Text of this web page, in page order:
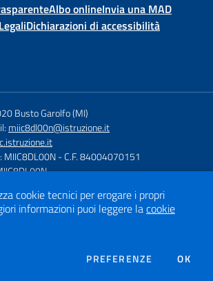
Albo onlineInvia una MAD
Dichiarazioni di accessibilità
Busto Garolfo (MI)
miic8dl00n@istruzione.it
MIIC8DL00N- C.F. 84004070151
Concept & Design by
Designers Italia
cookie tecnici per erogare i propri
informazioni puoi leggere lacookie
PREFERENZE DEI COOKIE
OK